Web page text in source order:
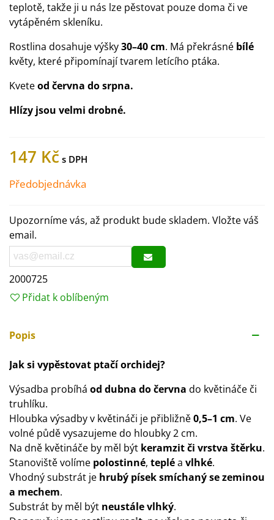
teplotě, takže ji u nás lze pěstovat pouze doma či ve
vytápěném skleníku.
Rostlina dosahuje výšky30–40 cm. Má překrásné bílé
květy, které připomínají tvarem letícího ptáka.
Kveteod června do srpna.
Hlízy jsou velmi drobné.
147 Kč
Předobjednávka
Upozorníme vás, až produkt bude skladem. Vložte váš
email.
2000725
Přidat k oblíbeným
Popis
Jak si vypěstovat ptačí orchidej?
Výsadba probíhá od dubna do června do květináče či
truhlíku.
Hloubka výsadby v květináči je přibližně0,5–1 cm. Ve
volné půdě vysazujeme do hloubky 2 cm.
Na dně květináče by měl být keramzit či vrstva štěrku.
Stanoviště volíme polostinné, tepléa vlhké.
Vhodný substrát je hrubý písek smíchaný se zeminou
a mechem.
Substrát by měl být neustále vlhký.